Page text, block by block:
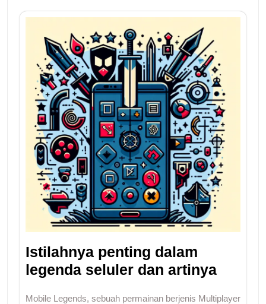
Istilahnya penting dalam
legenda seluler dan artinya
Mobile Legends, sebuah permainan berjenis Multiplayer